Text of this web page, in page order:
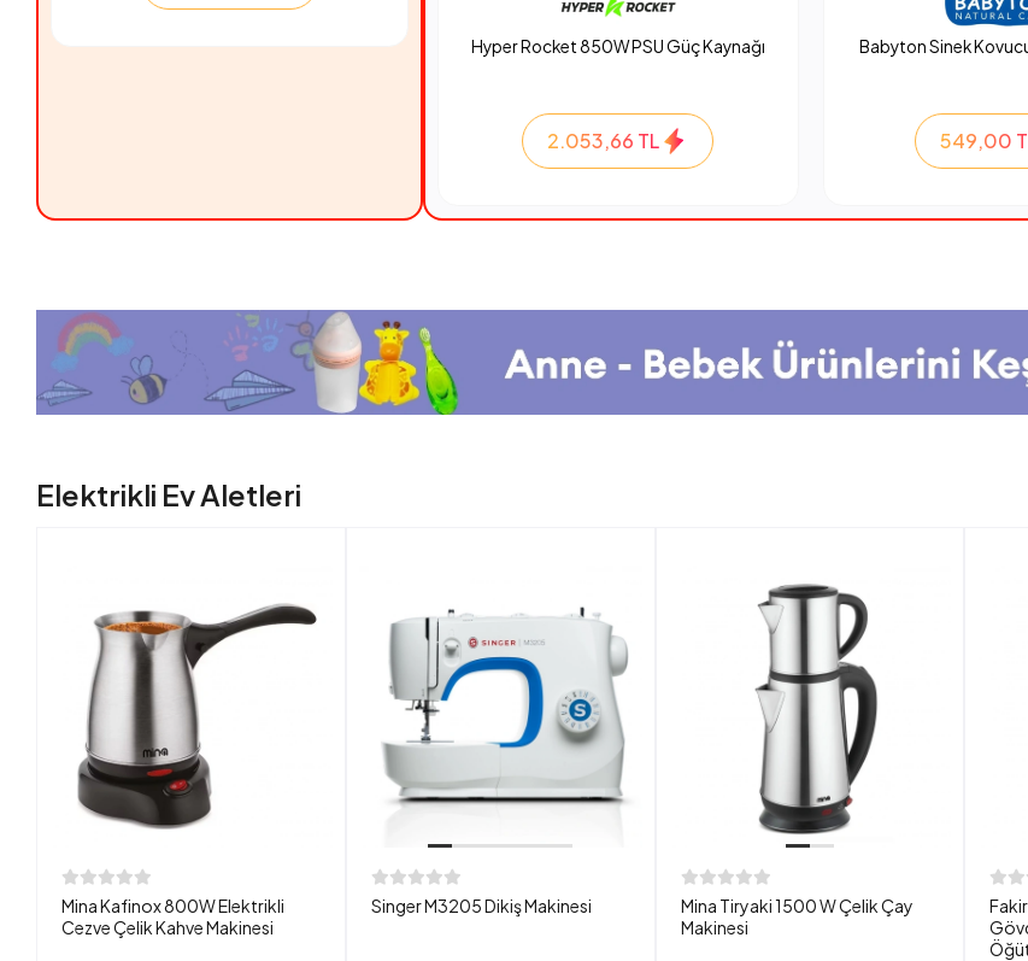
Hyper Rocket 850W PSU Güç Kaynağı
2.053,66 TL
Babyton Sinek
549,00
Elektrikli Ev Aletleri
Mina Kafinox 800W Elektrikli
Cezve Çelik Kahve Makinesi
Singer M3205 Dikiş Makinesi
Mina Tiryaki 1500 W Çelik Çay
Makinesi